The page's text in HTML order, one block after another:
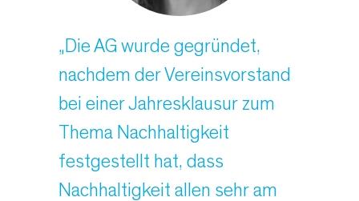
„Die AG wurde gegründet,
nachdem der Vereinsvorstand
bei einer Jahresklausur zum
Thema Nachhaltigkeit
festgestellt hat, dass
Nachhaltigkeit allen sehr am